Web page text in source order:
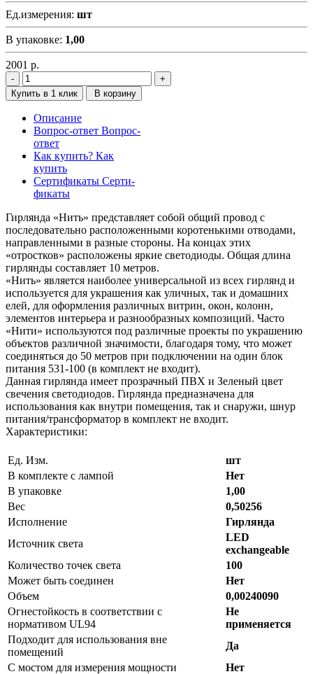
Ед.измерения: шт
В упаковке: 1,00
2001 р.
Купить в 1 клик В корзину
Описание
Вопрос-ответ Вопрос-
ответ
Как купить? Как
купить
Сертификаты Серти-
фикаты
Гирлянда «Нить» представляет собой общий провод с
последовательно расположенными коротенькими отводами,
направленными в разные стороны. На концах этих
«отростков» расположены яркие светодиоды. Общая длина
гирлянды составляет 10 метров.
«Нить» является наиболее универсальной из всех гирлянд и
используется для украшения как уличных, так и домашних
елей, для оформления различных витрин, окон, колонн,
элементов интерьера и разнообразных композиций. Часто
«Нити» используются под различные проекты по украшению
объектов различной значимости, благодаря тому, что может
соединяться до 50 метров при подключении на один блок
питания 531-100 (в комплект не входит).
Данная гирлянда имеет прозрачный ПВХ и Зеленый цвет
свечения светодиодов. Гирлянда предназначена для
использования как внутри помещения, так и снаружи, шнур
питания/трансформатор в комплект не входит.
Характеристики:
Ед. Изм.
шт
В комплекте с лампой
Нет
В упаковке
1,00
Вес
0,50256
Исполнение
Гирлянда
Источник света
LED
exchangeable
Количество точек света
100
Может быть соединен
Нет
Объем
0,00240090
Огнестойкость в соответствии с
нормативом UL94
Не
применяется
Подходит для использования вне
помещений
Да
С мостом для измерения мощности
Нет